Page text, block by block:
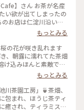
】さん お茶が名産
い欲が出てしまったの
お店は仁淀川沿いに
眺めることが出来ま
、霧の薫（お茶）セッ
茶から選ぶことが出
生チョコ、栗などな
ンやティラミスなども
たいです🍵 #四国 #高
フェ #池川茶園
もっとみる
の花が咲き乱れます
、朝露に濡れてた茶畑
け込みほんと素敵で
も出来ますが、このま
りませんでした🍵 #フ
知旅 #池川茶園 #ほ
もっとみる
茶園工房」🍵茶畑、
包まれ、ほうじ茶ティ
癒され、ティラミスの